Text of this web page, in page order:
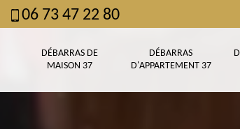
06 73 47 22 80
DÉBARRAS DE
MAISON 37
DÉBARRAS
D'APPARTEMENT 37